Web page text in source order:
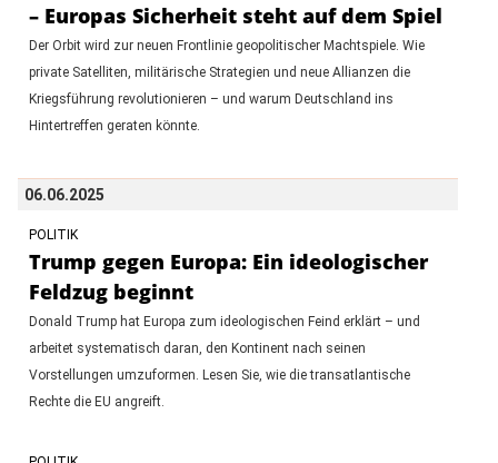
– Europas Sicherheit steht auf dem Spiel
Der Orbit wird zur neuen Frontlinie geopolitischer Machtspiele. Wie
private Satelliten, militärische Strategien und neue Allianzen die
Kriegsführung revolutionieren – und warum Deutschland ins
Hintertreffen geraten könnte.
06.06.2025
POLITIK
Trump gegen Europa: Ein ideologischer
Feldzug beginnt
Donald Trump hat Europa zum ideologischen Feind erklärt – und
arbeitet systematisch daran, den Kontinent nach seinen
Vorstellungen umzuformen. Lesen Sie, wie die transatlantische
Rechte die EU angreift.